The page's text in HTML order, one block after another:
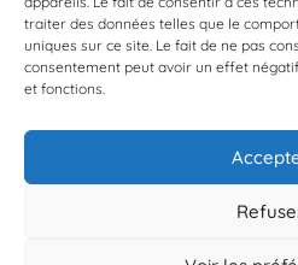
traiter des données telles que le
uniques sur ce site. Le fait de ne pas
consentement peut avoir un effet
et fonctions.
À propos de
Vos données
Résultats du
Contacts
Inscrivez-vous